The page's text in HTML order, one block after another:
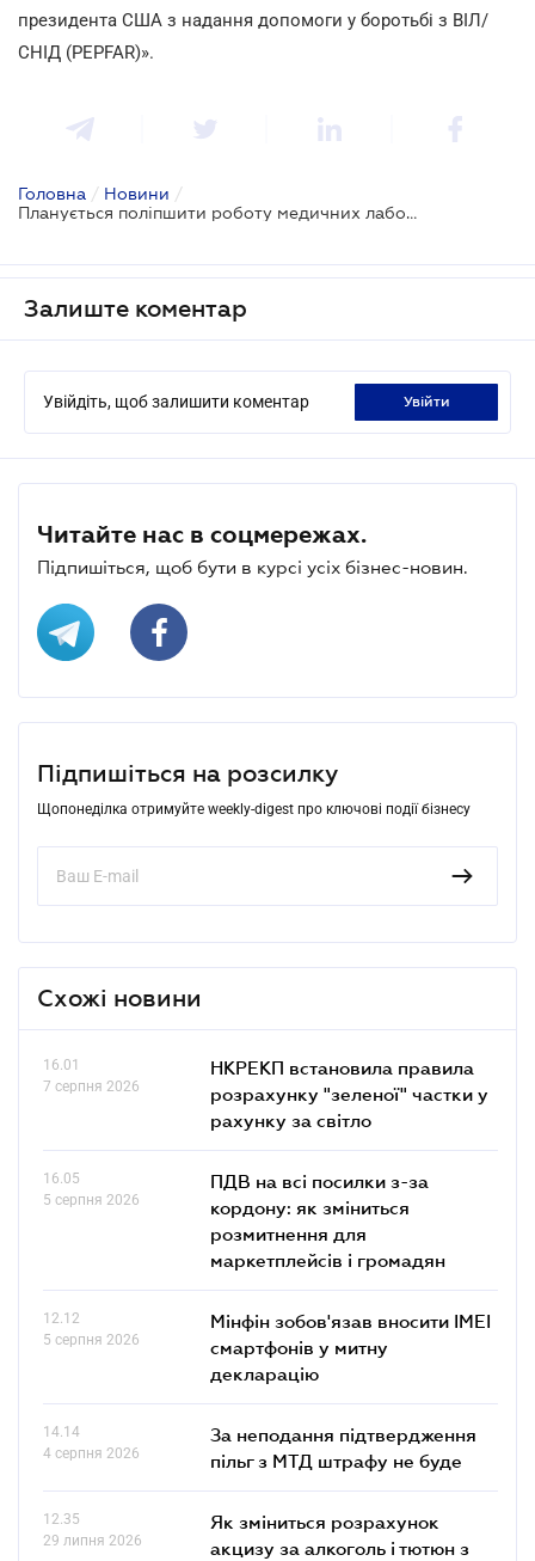
президента США з надання допомоги у боротьбі з ВІЛ/
СНІД (PEPFAR)».
Головна / Новини /
Планується поліпшити роботу медичних лабораторій
Залиште коментар
Увійдіть, щоб залишити коментар увійти
Читайте нас в соцмережах.
Підпишіться, щоб бути в курсі усіх бізнес-новин.
Підпишіться на розсилку
Щопонеділка отримуйте weekly-digest про ключові події бізнесу
Схожі новини
16.01
7 серпня 2026
НКРЕКП встановила правила
розрахунку "зеленої" частки у
рахунку за світло
16.05
5 серпня 2026
ПДВ на всі посилки з-за
кордону: як зміниться
розмитнення для
маркетплейсів і громадян
12.12
5 серпня 2026
Мінфін зобов'язав вносити IMEI
смартфонів у митну
декларацію
14.14
4 серпня 2026
За неподання підтвердження
пільг з МТД штрафу не буде
12.35
29 липня 2026
Як зміниться розрахунок
акцизу за алкоголь і тютюн з